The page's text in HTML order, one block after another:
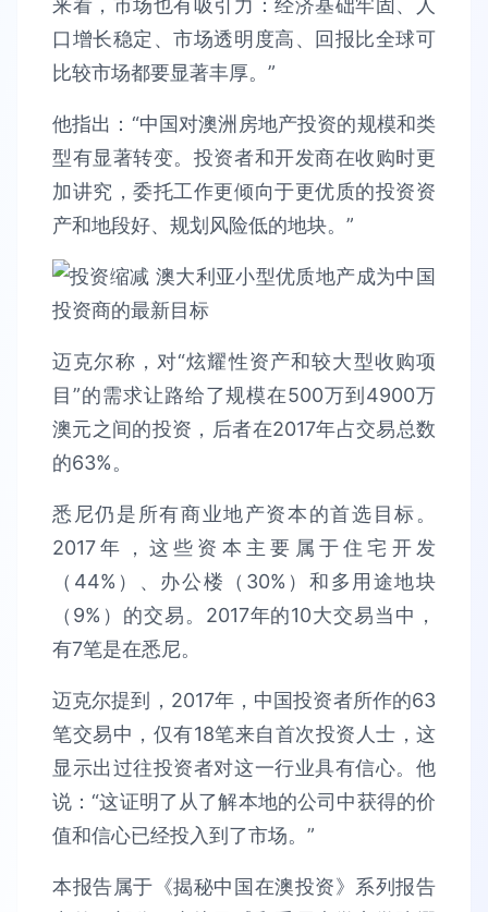
来看，市场也有吸引力：经济基础牢固、人
口增长稳定、市场透明度高、回报比全球可
比较市场都要显著丰厚。”
他指出：“中国对澳洲房地产投资的规模和类
型有显著转变。投资者和开发商在收购时更
加讲究，委托工作更倾向于更优质的投资资
产和地段好、规划风险低的地块。”
迈克尔称，对“炫耀性资产和较大型收购项
目”的需求让路给了规模在500万到4900万
澳元之间的投资，后者在2017年占交易总数
的63%。
悉尼仍是所有商业地产资本的首选目标。
2017年，这些资本主要属于住宅开发
（44%）、办公楼（30%）和多用途地块
（9%）的交易。2017年的10大交易当中，
有7笔是在悉尼。
迈克尔提到，2017年，中国投资者所作的63
笔交易中，仅有18笔来自首次投资人士，这
显示出过往投资者对这一行业具有信心。他
说：“这证明了从了解本地的公司中获得的价
值和信心已经投入到了市场。”
本报告属于《揭秘中国在澳投资》系列报告